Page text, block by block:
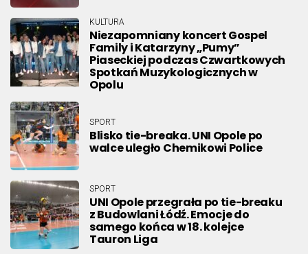
KULTURA
Niezapomniany koncert Gospel
Family i Katarzyny „Pumy”
Piaseckiej podczas Czwartkowych
Spotkań Muzykologicznych w
Opolu
SPORT
Blisko tie-breaka. UNI Opole po
walce uległo Chemikowi Police
SPORT
UNI Opole przegrała po tie-breaku
z Budowlani Łódź. Emocje do
samego końca w 18. kolejce
Tauron Liga